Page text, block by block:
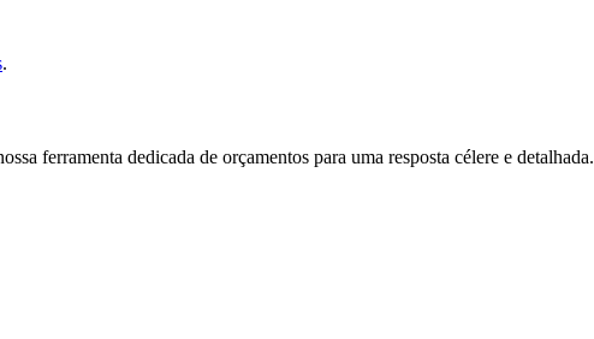
.
ferramenta dedicada de orçamentos para uma resposta célere e detalhada.